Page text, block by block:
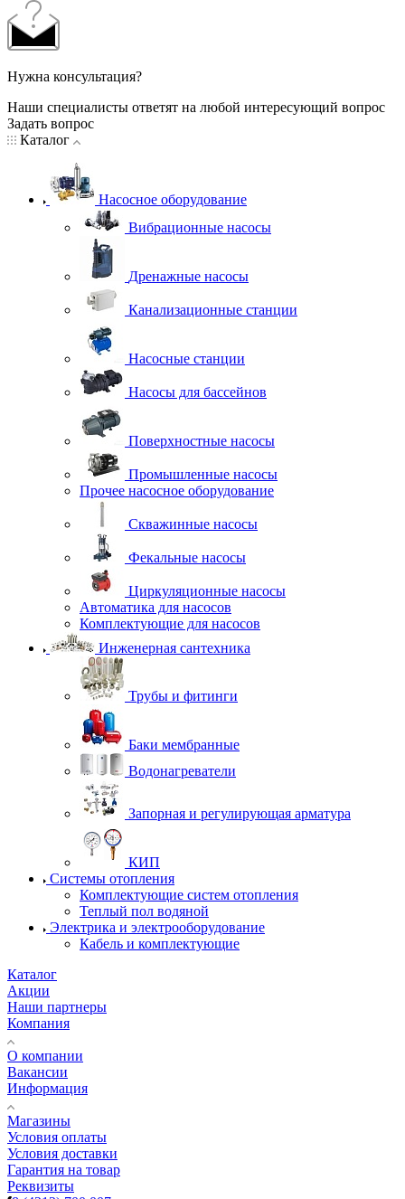
Нужна консультация?
Наши специалисты ответят на любой интересующий вопрос
Задать вопрос
Каталог
Насосное оборудование
Вибрационные насосы
Дренажные насосы
Канализационные станции
Насосные станции
Насосы для бассейнов
Поверхностные насосы
Промышленные насосы
Прочее насосное оборудование
Скважинные насосы
Фекальные насосы
Циркуляционные насосы
Автоматика для насосов
Комплектующие для насосов
Инженерная сантехника
Трубы и фитинги
Баки мембранные
Водонагреватели
Запорная и регулирующая арматура
КИП
Системы отопления
Комплектующие систем отопления
Теплый пол водяной
Электрика и электрооборудование
Кабель и комплектующие
Каталог
Акции
Наши партнеры
Компания
О компании
Вакансии
Информация
Магазины
Условия оплаты
Условия доставки
Гарантия на товар
Реквизиты